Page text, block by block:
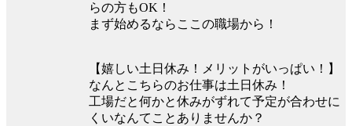
らの方もOK！
まず始めるならここの職場から！
【嬉しい土日休み！メリットがいっぱい！】
なんとこちらのお仕事は土日休み！
工場だと何かと休みがずれて予定が合わせに
くいなんてことありませんか？